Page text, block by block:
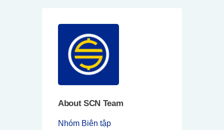
About SCN Team
Nhóm Biên tập